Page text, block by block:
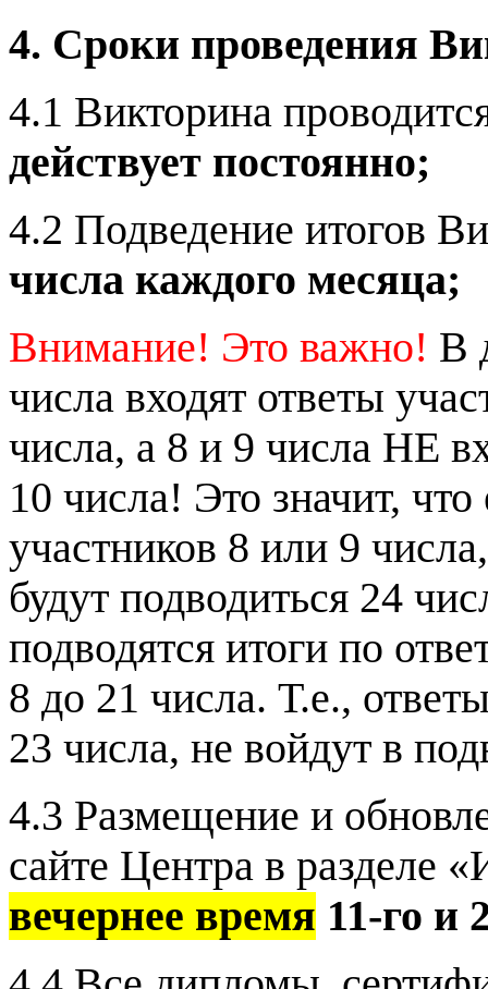
4. Сроки проведения
4.1 Викторина
действует постоянно;
4.2 Подведение итогов
числа каждого месяца;
Внимание! Это важно! В
числа входят ответы
числа, а 8 и 9 числа НЕ
10 числа! Это значит,
участников 8 или 9
будут подводиться 24
подводятся итоги по
8 до 21 числа. Т.е.,
23 числа, не войдут в
4.3 Размещение и
сайте Центра в разделе
вечернее время 11-го и